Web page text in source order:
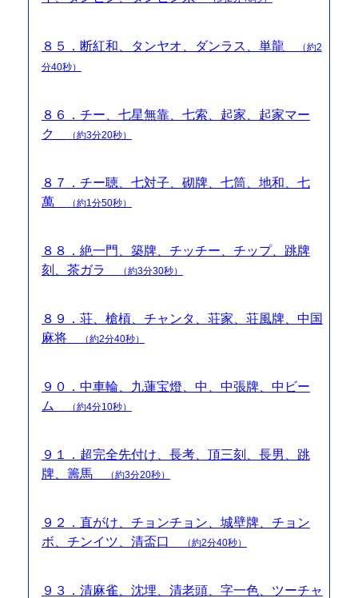
８５．断紅和、タンヤオ、ダンラス、単龍
（約2
分40秒）
８６．チー、七星無靠、七索、起家、起家マー
ク
（約3分20秒）
８７．チー聴、七対子、砌牌、七筒、地和、七
萬
（約1分50秒）
８８．絶一門、築牌、チッチー、チップ、跳牌
刻、茶ガラ
（約3分30秒）
８９．荘、槍槓、チャンタ、荘家、荘風牌、中国
麻将
（約2分40秒）
９０．中車輪、九蓮宝燈、中、中張牌、中ビー
ム
（約4分10秒）
９１．超完全先付け、長考、頂三刻、長男、跳
牌、籌馬
（約3分20秒）
９２．直がけ、チョンチョン、城壁牌、チョン
ボ、チンイツ、清盃口
（約2分40秒）
９３．清麻雀、沈埋、清老頭、字一色、ツーチャ